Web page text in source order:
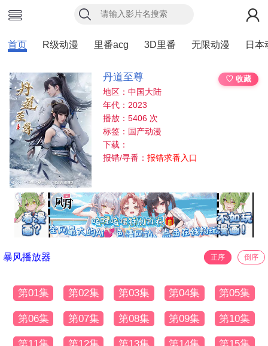
首页 R级动漫 里番acg 3D里番 无限动漫 日本
丹道至尊
♡ 收藏
地区：中国大陆
年代：2023
播放：5406 次
标签：国产动漫
下载：
报错/寻番：报错求番入口
暴风播放器 正序 倒序
第01集 第02集 第03集 第04集 第05集
第06集 第07集 第08集 第09集 第10集